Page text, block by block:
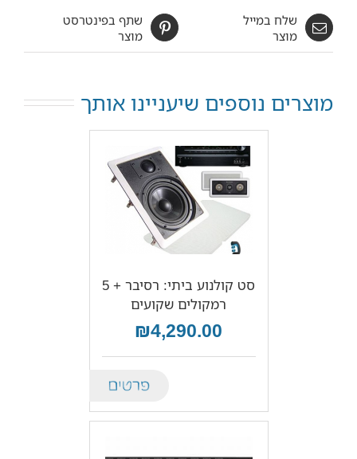
שתף בפינטרסט
מוצר
שלח במייל
מוצר
מוצרים נוספים שיעניינו אותך
סט קולנוע ביתי: רסיבר + 5
רמקולים שקועים
₪4,290.00